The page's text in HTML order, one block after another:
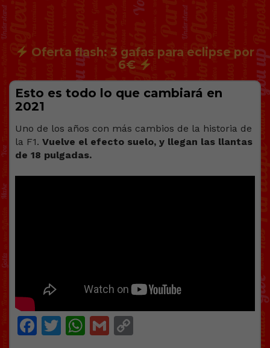
Oferta flash: 3 gafas para eclipse por
6€
Esto es todo lo que cambiará en
2021
Uno de los años con más cambios de la historia de
la F1. Vuelve el efecto suelo, y llegan las llantas
de 18 pulgadas.
Facebook
Twitter
WhatsApp
Gmail